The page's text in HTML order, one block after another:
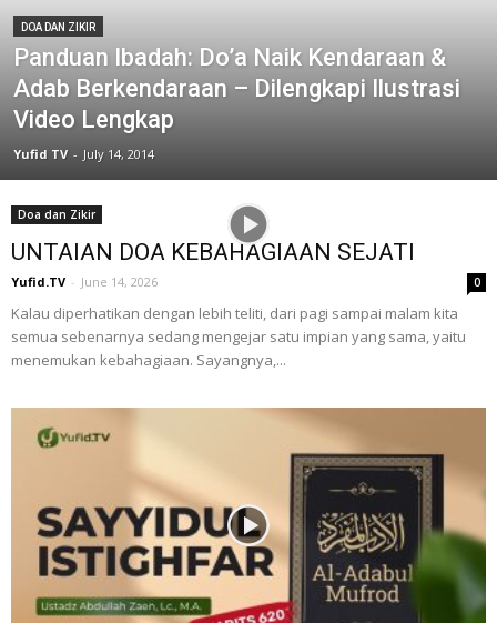
DOA DAN ZIKIR
Panduan Ibadah: Do’a Naik Kendaraan &
Adab Berkendaraan – Dilengkapi Ilustrasi
Video Lengkap
Yufid TV - July 14, 2014
Doa dan Zikir
UNTAIAN DOA KEBAHAGIAAN SEJATI
Yufid.TV - June 14, 2026 0
Kalau diperhatikan dengan lebih teliti, dari pagi sampai malam kita
semua sebenarnya sedang mengejar satu impian yang sama, yaitu
menemukan kebahagiaan. Sayangnya,...